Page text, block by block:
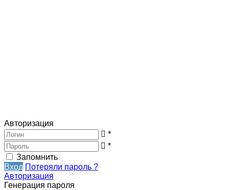
Авторизация
*
*
Запомнить
Вход Потеряли пароль ?
Авторизация
Генерация пароля